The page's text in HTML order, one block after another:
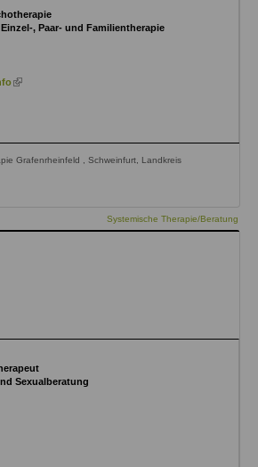
, Paar- und Familientherapie
(link
Grafenrheinfeld , Schweinfurt, Landkreis
Systemische Therapie/Beratung
Sexualberatung